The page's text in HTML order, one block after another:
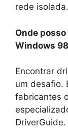
rede isolada.
Onde
Windows
Encontrar
um desafio.
fabricantes
DriverGuide.